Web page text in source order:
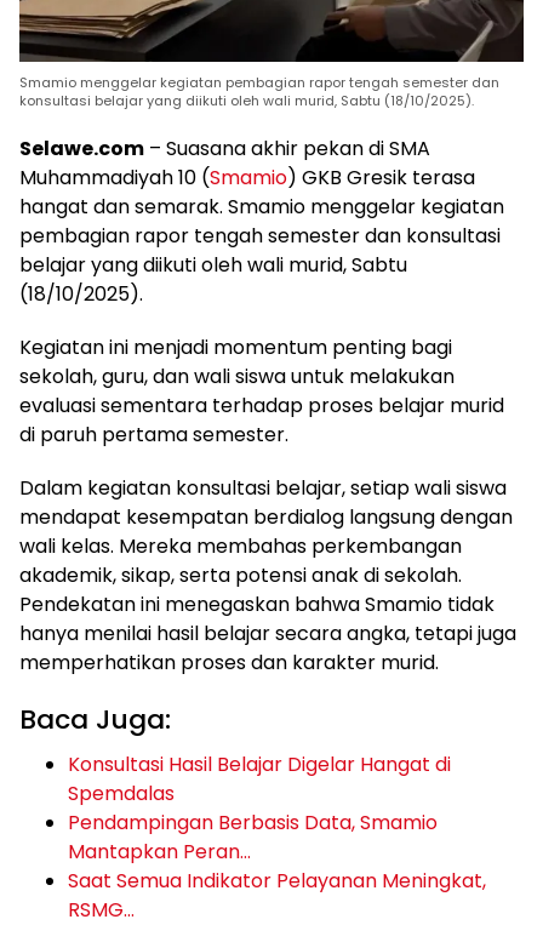
Smamio menggelar kegiatan pembagian rapor tengah semester dan
konsultasi belajar yang diikuti oleh wali murid, Sabtu (18/10/2025).
Selawe.com – Suasana akhir pekan di SMA
Muhammadiyah 10 (Smamio) GKB Gresik terasa
hangat dan semarak. Smamio menggelar kegiatan
pembagian rapor tengah semester dan konsultasi
belajar yang diikuti oleh wali murid, Sabtu
(18/10/2025).
Kegiatan ini menjadi momentum penting bagi
sekolah, guru, dan wali siswa untuk melakukan
evaluasi sementara terhadap proses belajar murid
di paruh pertama semester.
Dalam kegiatan konsultasi belajar, setiap wali siswa
mendapat kesempatan berdialog langsung dengan
wali kelas. Mereka membahas perkembangan
akademik, sikap, serta potensi anak di sekolah.
Pendekatan ini menegaskan bahwa Smamio tidak
hanya menilai hasil belajar secara angka, tetapi juga
memperhatikan proses dan karakter murid.
Baca Juga:
Konsultasi Hasil Belajar Digelar Hangat di
Spemdalas
Pendampingan Berbasis Data, Smamio
Mantapkan Peran…
Saat Semua Indikator Pelayanan Meningkat,
RSMG…